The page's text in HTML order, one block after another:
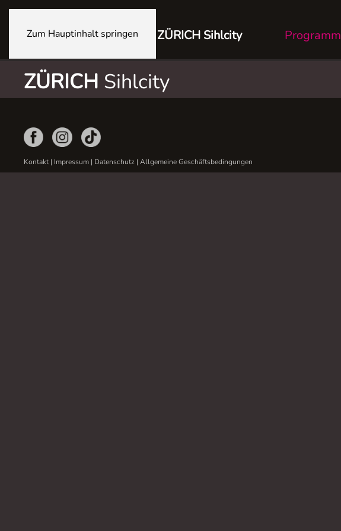
Zum Hauptinhalt springen ZÜRICH Sihlcity Programm
ZÜRICH Sihlcity
Kontakt| Impressum | Datenschutz | Allgemeine Geschäftsbedingungen